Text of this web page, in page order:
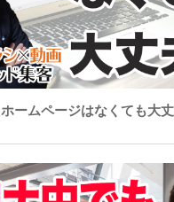
ホームページはなくても大